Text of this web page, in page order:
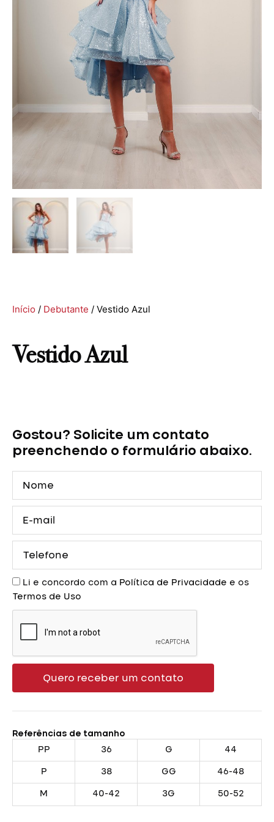
Início / Debutante / Vestido Azul
Vestido Azul
Gostou? Solicite um contato
preenchendo o formulário abaixo.
mail
Aceite
Li e concordo com a Política de Privacidade e os
Termos de Uso
Quero receber um contato
Referências de tamanho
PP
36 G 44
P 38 GG 46-48
M 40-42 3G 50-52